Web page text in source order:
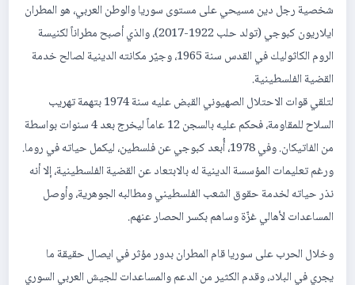
شخصية رجل دين مسيحي على مستوى سوريا والوطن العربي، هو المطران
ايلاريون كبوجي (تولد حلب 1922-2017)، والذي أصبح مطراناً لكنيسة
الروم الكاثوليك في القدس سنة 1965، وجيّر مكانته الدينية لصالح خدمة
القضية الفلسطينية.
لتلقي قوات الاحتلال الصهيوني القبض عليه سنة 1974 بتهمة تهريب
السلاح للمقاومة، فحكم عليه بالسجن 12 عاماً ليخرج بعد 4 سنوات بواسطة
من الفاتيكان. وفي 1978، أُبعد كبوجي عن فلسطين، ليكمل حياته في روما.
ورغم تعليمات المؤسسة الدينية له بالابتعاد عن القضية الفلسطينية، إلا أنه
نذر حياته لخدمة حقوق الشعب الفلسطيني ومطالبه الجوهرية، وأوصل
المساعدات لأهالي غزّة وساهم بكسر الحصار عنهم.
وخلال الحرب على سوريا قام المطران بدور مؤثر في ايصال حقيقة ما
يجري في البلاد، وقدم الكثير من الدعم والمساعدات للجيش العربي السوري